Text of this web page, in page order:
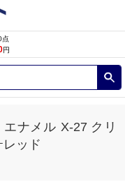
点
円
ナメル X-27 クリ
ッド